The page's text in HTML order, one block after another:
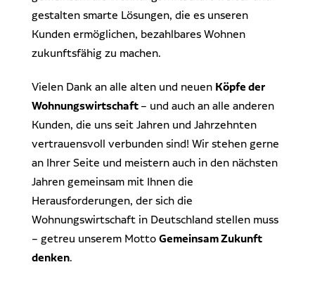
gestalten smarte Lösungen, die es unseren
Kunden ermöglichen, bezahlbares Wohnen
zukunftsfähig zu machen.
Vielen Dank an alle alten und neuen Köpfe der
Wohnungswirtschaft – und auch an alle anderen
Kunden, die uns seit Jahren und Jahrzehnten
vertrauensvoll verbunden sind! Wir stehen gerne
an Ihrer Seite und meistern auch in den nächsten
Jahren gemeinsam mit Ihnen die
Herausforderungen, der sich die
Wohnungswirtschaft in Deutschland stellen muss
– getreu unserem Motto Gemeinsam Zukunft
denken.